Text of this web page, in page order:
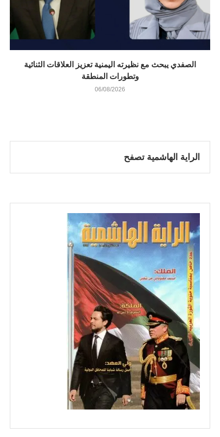
الصفدي يبحث مع نظيرته اليمنية تعزيز العلاقات الثنائية
وتطورات المنطقة
06/08/2026
الراية الهاشمية تصفح